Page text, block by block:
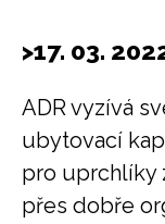
>17. 03.
ADR vyzívá
ubytovací
pro uprchlíky
přes dobře